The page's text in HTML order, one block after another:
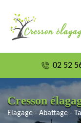
02 52
Cresson
Elagage - Abattage -